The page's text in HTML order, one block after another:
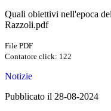
Quali obiettivi nell'epoca
Razzoli.pdf
File PDF
Contatore click: 122
Notizie
Pubblicato il 28-08-2024